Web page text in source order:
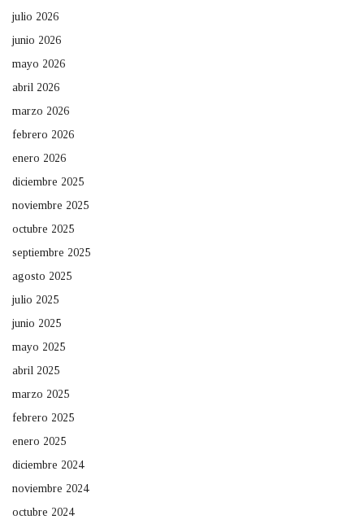
julio 2026
junio 2026
mayo 2026
abril 2026
marzo 2026
febrero 2026
enero 2026
diciembre 2025
noviembre 2025
octubre 2025
septiembre 2025
agosto 2025
julio 2025
junio 2025
mayo 2025
abril 2025
marzo 2025
febrero 2025
enero 2025
diciembre 2024
noviembre 2024
octubre 2024